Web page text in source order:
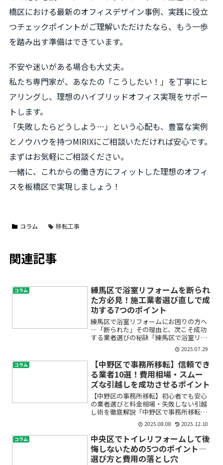
橋区における最新のオフィスデザイン事例、実践に役立
つチェックポイントがご理解いただけたなら、もう一歩
を踏み出す準備はできています。
不安や迷いがある場合も大丈夫。
私たち専門家が、あなたの「こうしたい！」を丁寧にヒ
アリングし、理想のハイブリッドオフィス実現をサポー
トします。
「失敗したらどうしよう…」という心配も、豊富な実例
とノウハウを持つMIRIXにご相談いただければ安心です。
まずはお気軽にご相談ください。
一緒に、これからの働き方にフィットした理想のオフィ
スを板橋区で実現しましょう！
コラム 移転工事
関連記事
コラム
練馬区で浴室リフォームを断られ
た方必見！施工業者選び直しで成
功する7つのポイント
練馬区で浴室リフォームにお困りの方へ
―「断られた」その理由と、次こそ成功
する業者選びの秘訣「練馬区で浴室リフ
ォームをお願いしたのに、業者から断ら
れてしまった…」このようなお悩みを抱
えて、今まさに不安や戸惑いを感じてい
ませんか？浴室リフォーム...
2025.07.29
コラム
【中野区で事務所移転】信頼でき
る業者10選！費用相場・スムー
ズな引越しを成功させるポイント
【中野区の事務所移転】初心者でも安心
の業者選びと料金相場・失敗しない引越
し術を徹底解説「中野区で事務所移転を
検討しているけど、何から始めていいか
分からない」「信頼できる業者の選び方
や費用の目安が知りたい」「移転で失敗
したくない」――そんな不...
2025.08.08 2025.12.10
コラム
中央区でトイレリフォームして後
悔しないための5つのポイント―
選び方と費用の落とし穴